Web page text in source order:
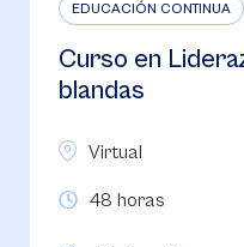
EDUCACIÓN CONTINUA
Curso en
blandas
Virtual
48 horas